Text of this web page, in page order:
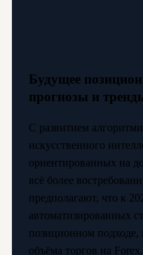
Будущее
прогнозы и
С развитием
искусственного
ориентированных на
всё более
предполагают, что к
автоматизированных
позиционном подходе,
объёма торгов на